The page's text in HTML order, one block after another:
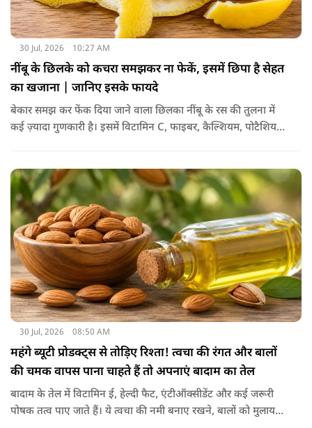
30 Jul, 2026 10:27 AM
नींबू के छिलके को कचरा समझकर ना फेकें, इसमें छिपा है सेहत
का खजाना | जानिए इसके फायदे
बेकार समझ कर फेंक दिया जाने वाला छिलका नींबू के रस की तुलना में
कई ज़्यादा गुणकारी है। इसमें विटामिन C, फाइबर, कैल्शियम, पोटैशियम
जाए तो ये आपकी सेहत के लिए किसी संजीवनी की तरह काम करता है।
आइए जानते नींबू के छिलके के फायदे।
30 Jul, 2026 08:50 AM
महंगे ब्यूटी प्रोडक्ट्स से तोड़िए रिश्ता! त्वचा की रंगत और बालों
की चमक वापस पाना चाहते हैं तो अपनाएं बादाम का तेल
बादाम के तेल में विटामिन ई, हेल्दी फैट, एंटीऑक्सीडेंट और कई जरूरी
पोषक तत्व पाए जाते हैं। ये त्वचा की नमी बनाए रखने, बालों को मुलायम